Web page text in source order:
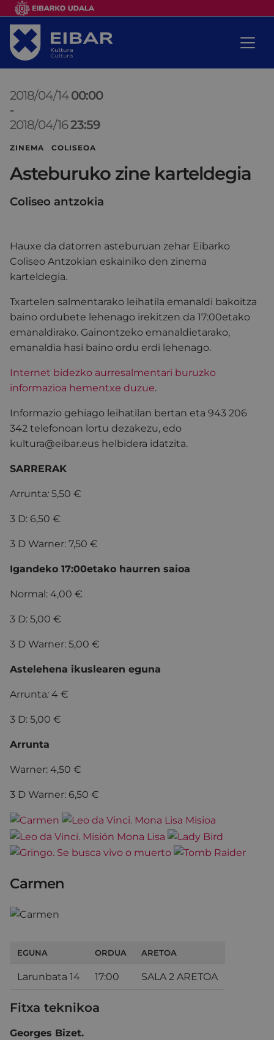
2018/04/1400:00
-
2018/04/1623:59
ZINEMA COLISEOA
Asteburuko zine karteldegia
Coliseo antzokia
Hauxe da datorren asteburuan zehar Eibarko
Coliseo Antzokian eskainiko den zinema
karteldegia.
Txartelen salmentarako leihatila emanaldi bakoitza
baino ordubete lehenago irekitzen da 17:00etako
emanaldirako. Gainontzeko emanaldietarako,
emanaldia hasi baino ordu erdi lehenago.
Internet bidezko aurresalmentari buruzko
informazioa hementxe duzue.
Informazio gehiago leihatilan bertan eta 943 206
342 telefonoan lortu dezakezu, edo
kultura@eibar.eus helbidera idatzita.
SARRERAK
Arrunta: 5,50 €
3 D: 6,50 €
3 D Warner: 7,50 €
Igandeko 17:00etako haurren saioa
Normal: 4,00 €
3 D: 5,00 €
3 D Warner: 5,00 €
Astelehena ikuslearen eguna
Arrunta: 4 €
3 D: 5,00 €
Arrunta
Warner: 4,50 €
3 D Warner: 6,50 €
Carmen
EGUNA ORDUA ARETOA
Larunbata 14 17:00 SALA 2 ARETOA
Fitxa teknikoa
Georges Bizet.